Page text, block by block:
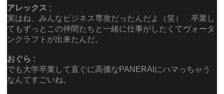
アレックス :
実はね、みんなビジネス専攻だったんだよ（笑） 卒業し
てもずっとこの仲間たちと一緒に仕事がしたくてヴォータ
ンクラフトが出来たんだ。
おぐら :
でも大学卒業して直ぐに高価なPANERAIにハマっちゃう
なんてすごいね。